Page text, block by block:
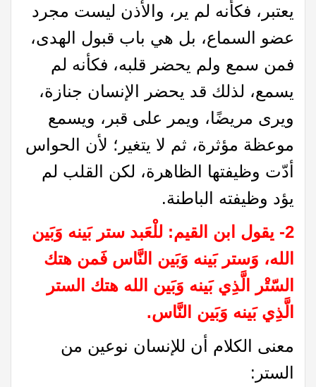
يعتبر، فكأنه لم ير، والأذن ليست مجرد
عضو السماع، بل هي باب قبول الهدى،
فمن سمع ولم يحضر قلبه، فكأنه لم
يسمع، لذلك قد يحضر الإنسان جنازة،
ويرى مريضًا، ويمر على قبر، ويسمع
موعظة مؤثرة، ثم لا يتغير؛ لأن الحواس
أدّت وظيفتها الظاهرة، لكن القلب لم
يؤد وظيفته الباطنة.
2- يقول ابن القيم: للْعَبد ستر بَينه وَبَين
الله، وَستر بَينه وَبَين النَّاس فَمن هتك
السّتْر الَّذِي بَينه وَبَين الله هتك الستر
الَّذِي بَينه وَبَين النَّاس.
معنى الكلام أن للإنسان نوعين من
الستر: